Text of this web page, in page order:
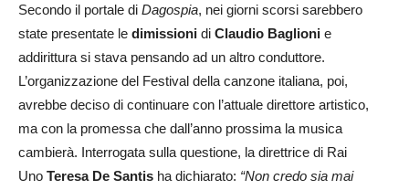
Secondo il portale di Dagospia, nei giorni scorsi sarebbero
state presentate le dimissioni di Claudio Baglioni e
addirittura si stava pensando ad un altro conduttore.
L’organizzazione del Festival della canzone italiana, poi,
avrebbe deciso di continuare con l’attuale direttore artistico,
ma con la promessa che dall’anno prossima la musica
cambierà. Interrogata sulla questione, la direttrice di Rai
Uno Teresa De Santis ha dichiarato: “Non credo sia mai